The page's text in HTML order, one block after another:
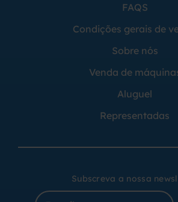
FAQS
Condições gerais de
Sobre nós
Venda de
Aluguel
Representadas
Subscreva a nossa